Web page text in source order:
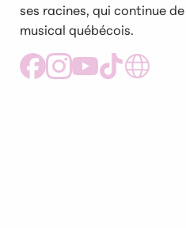
ses racines, qui continue
musical québécois.